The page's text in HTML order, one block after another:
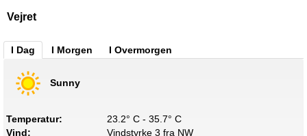
Vejret
I Dag I Morgen I Overmorgen
Sunny
Temperatur:
23.2° C - 35.7° C
Vind:
Vindstyrke 3 fra NW